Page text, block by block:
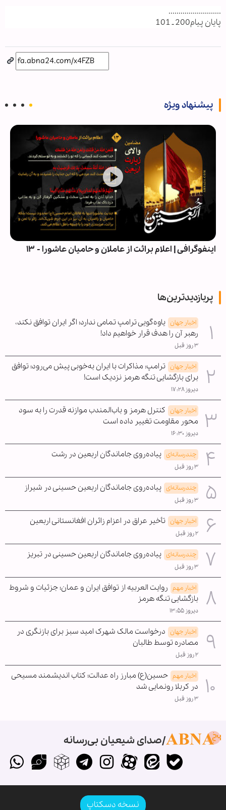
..........................
پایان پیام200 ـ 101
پیشنهاد ویژه
اینفوگرافی | اعلام برائت از عاملان و حامیان عاشورا - ۱۳
پربازدیدترین‌ها
اخبار جهان یاوه‌گویی ترامپ تمامی ندارد؛ اگر ایران توافق نکند،
رهبر آن را هدف قرار خواهیم داد!
۳ روز قبل
اخبار جهان ترامپ: مذاکرات با ایران به‌خوبی پیش می‌رود؛ توافق
برای بازگشایی تنگه هرمز نزدیک است!
دیروز ۱۷:۲۸
اخبار جهان کنترل هرمز و باب‌المندب موازنه قدرت را به سود
محور مقاومت تغییر داده است
دیروز ۱۶:۳۰
چندرسانه‌ای پیاده‌روی جاماندگان اربعین در رشت
۳ روز قبل
چندرسانه‌ای پیاده‌روی جاماندگان اربعین حسینی در شیراز
۳ روز قبل
اخبار جهان تأخیر عراق در اعزام زائران افغانستانی اربعین
۲ روز قبل
چندرسانه‌ای پیاده‌روی جاماندگان اربعین حسینی در تبریز
۳ روز قبل
اخبار مهم روایت العربیه از توافق ایران و عمان؛ جزئیات و شروط
بازگشایی تنگه هرمز
دیروز ۱۳:۵۵
اخبار جهان درخواست مالک شهرک امید سبز برای بازنگری در
مصادره توسط طالبان
۲ روز قبل
اخبار مهم حسین(ع) مبارز راه عدالت؛ کتاب اندیشمند مسیحی
در کربلا رونمایی شد
۳ روز قبل
صدای شیعیان بی‌رسانه
نسخه دسکتاپ